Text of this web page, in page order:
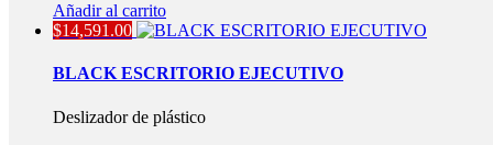
Añadir al carrito
$14,591.00
BLACK ESCRITORIO EJECUTIVO
Deslizador de plástico